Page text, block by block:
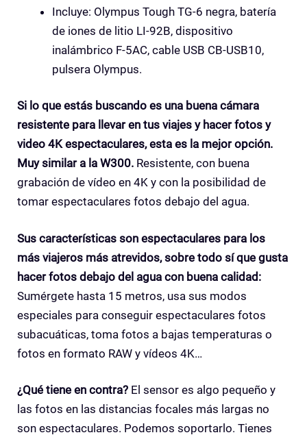
Incluye: Olympus Tough TG-6 negra, batería
de iones de litio LI-92B, dispositivo
inalámbrico F-5AC, cable USB CB-USB10,
pulsera Olympus.
Si lo que estás buscando es una buena cámara
resistente para llevar en tus viajes y hacer fotos y
video 4K espectaculares, esta es la mejor opción.
Muy similar a la W300. Resistente, con buena
grabación de vídeo en 4K y con la posibilidad de
tomar espectaculares fotos debajo del agua.
Sus características son espectaculares para los
más viajeros más atrevidos, sobre todo sí que gusta
hacer fotos debajo del agua con buena calidad:
Sumérgete hasta 15 metros, usa sus modos
especiales para conseguir espectaculares fotos
subacuáticas, toma fotos a bajas temperaturas o
fotos en formato RAW y vídeos 4K…
¿Qué tiene en contra? El sensor es algo pequeño y
las fotos en las distancias focales más largas no
son espectaculares. Podemos soportarlo. Tienes